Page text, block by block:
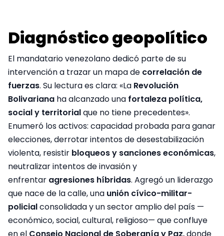
Diagnóstico geopolítico
El mandatario venezolano dedicó parte de su
intervención a trazar un mapa de correlación de
fuerzas. Su lectura es clara: «La Revolución
Bolivariana ha alcanzado una fortaleza política,
social y territorialque no tiene precedentes».
Enumeró los activos: capacidad probada para ganar
elecciones, derrotar intentos de desestabilización
violenta, resistir bloqueos y sanciones económicas,
neutralizar intentos de invasión y
enfrentar agresiones híbridas. Agregó un liderazgo
que nace de la calle, una unión cívico-militar-
policialconsolidada y un sector amplio del país —
económico, social, cultural, religioso— que confluye
en el Consejo Nacional de Soberanía y Paz, donde